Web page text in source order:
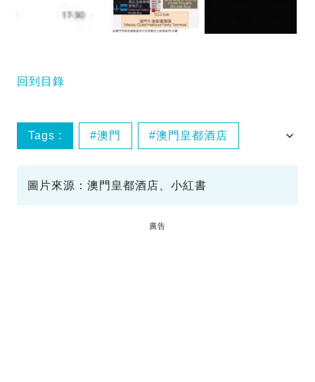
回到目錄
Tags : 澳門 澳門皇都酒店
圖片來源：澳門皇都酒店、小紅書
廣告